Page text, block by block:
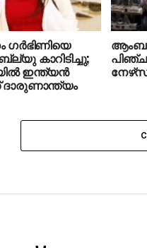
ഗര്‍ഭിണിയെ
കാറിടിച്ചു;
ഇന്ത്യന്‍